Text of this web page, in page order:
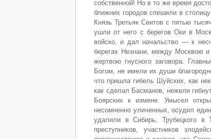
собственной! Но в то же время
ближних городов спешили в
Князь Третьяк Сеитов с пятью
ушли от него с берегов Оки в
войско, и дал начальство — к
берегах Незнани, между Москвою
жертвою гнусного заговора.
Богом, не имели их души
что пришла гибель Шуйских, как
как сделал Басманов, нежели
Боярских к измене. Умысел
несомненно уличенных, осудил
удалили в Сибирь, Трубецкого в
преступников, участников